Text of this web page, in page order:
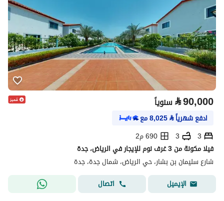
⃁90,000 سنوياً
ادفع شهرياً⃁
8,025مع
3
3
690 م2
فيلا مكونة من 3 غرف نوم للإيجار في الرياض، جدة
شارع سليمان بن بشار، حي الرياض، شمال جدة، جدة
الإيميل
اتصال